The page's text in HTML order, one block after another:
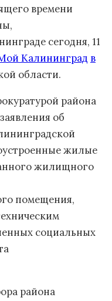
времени
сегодня, 11
Калининград в
области.
района
об
жилые
жилищного
помещения,
социальных
района